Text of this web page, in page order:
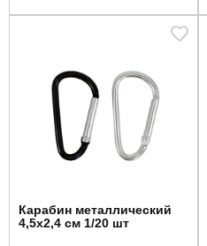
Карабин металлический
4,5х2,4 см 1/20 шт